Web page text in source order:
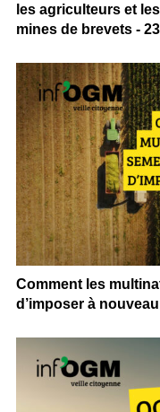
les agriculteurs et
mines de brevets -
Comment les
d’imposer à